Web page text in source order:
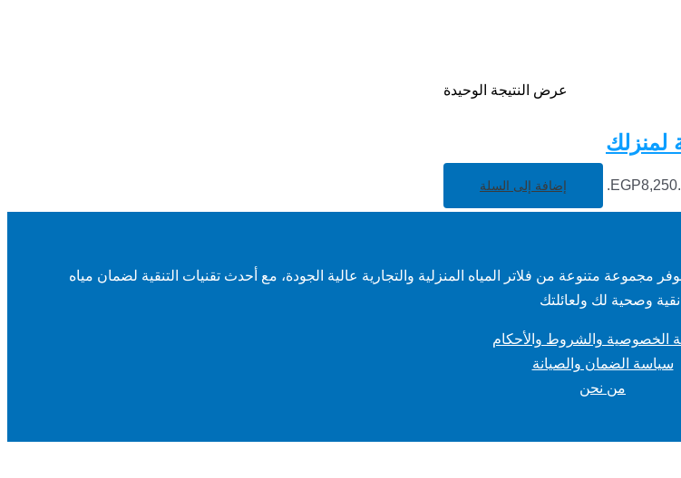
عرض النتيجة الوحيدة
إضافة إلى السلة
متنوعة من فلاتر المياه المنزلية والتجارية عالية الجودة، مع أحدث تقنيات التنقية لضمان مياه
نقية وصحية لك ولعائلتك
الخصوصية والشروط والأحكام
سياسة الضمان والصيانة
من نحن